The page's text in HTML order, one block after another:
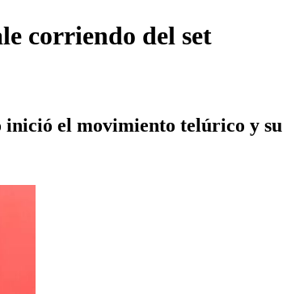
corriendo del set
inició el movimiento telúrico y su